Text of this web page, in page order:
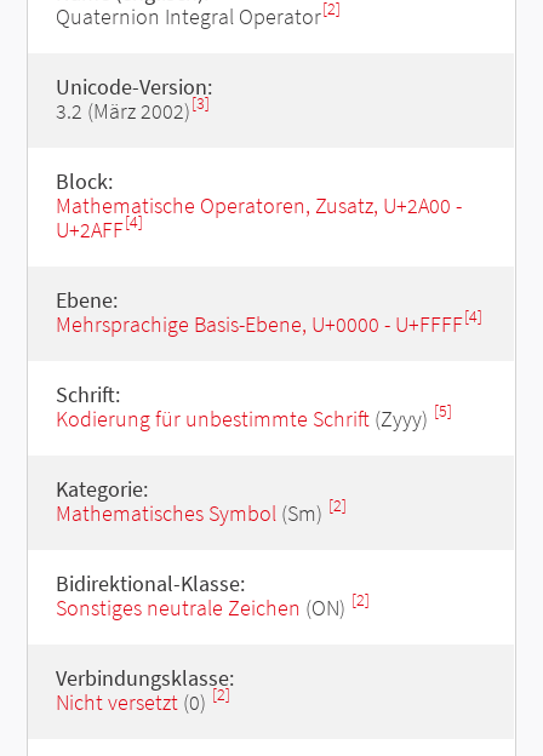
Quaternion Integral Operator[2]
Unicode-Version:
3.2 (März 2002)[3]
Block:
Mathematische Operatoren, Zusatz, U+2A00 -
U+2AFF[4]
Ebene:
Mehrsprachige Basis-Ebene, U+0000 - U+FFFF[4]
Schrift:
Kodierung für unbestimmte Schrift(Zyyy) [5]
Kategorie:
Mathematisches Symbol(Sm) [2]
Bidirektional-Klasse:
Sonstiges neutrale Zeichen (ON) [2]
Verbindungsklasse:
Nicht versetzt(0) [2]